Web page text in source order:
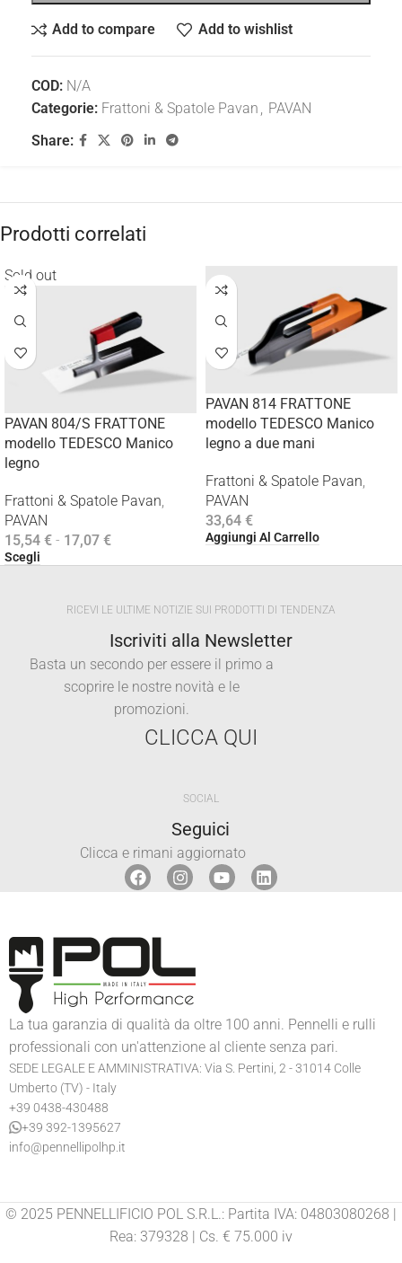
Add to compare Add to wishlist
COD: N/A
Categorie: Frattoni & Spatole Pavan , PAVAN
Share:
Prodotti correlati
Sold out
PAVAN 804/S FRATTONE
modello TEDESCO Manico
legno
Frattoni & Spatole Pavan
PAVAN
15,54 € - 17,07 €
Scegli
PAVAN 814 FRATTONE
modello TEDESCO Manico
legno a due mani
Frattoni & Spatole Pavan
PAVAN
33,64 €
Aggiungi Al Carrello
RICEVI LE ULTIME NOTIZIE SUI PRODOTTI DI TENDENZA
Iscriviti alla Newsletter
Basta un secondo per essere il primo a
scoprire le nostre novità e le
promozioni.
CLICCA QUI
SOCIAL
Seguici
Clicca e rimani aggiornato
La tua garanzia di qualità da oltre 100 anni. Pennelli e rulli
professionali con un'attenzione al cliente senza pari.
SEDE LEGALE E AMMINISTRATIVA: Via S. Pertini, 2 - 31014 Colle
Umberto (TV) - Italy
+39 0438-430488
+39 392-1395627
info@pennellipolhp.it
© 2025 PENNELLIFICIO POL S.R.L.: Partita IVA: 04803080268 |
Rea: 379328 | Cs. € 75.000 iv